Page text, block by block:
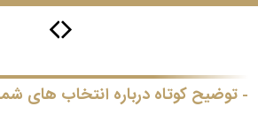
توضیح کوتاه درباره انتخاب های
ساعت